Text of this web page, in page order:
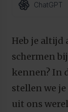
ChatGPT
Heb je altijd
schermen
kennen? In
stellen we je
uit ons